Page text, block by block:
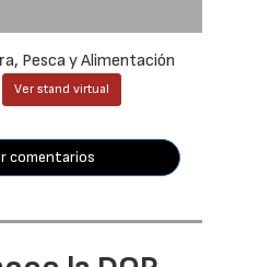
Pesca y Alimentación
Ver stand virtual
comentarios